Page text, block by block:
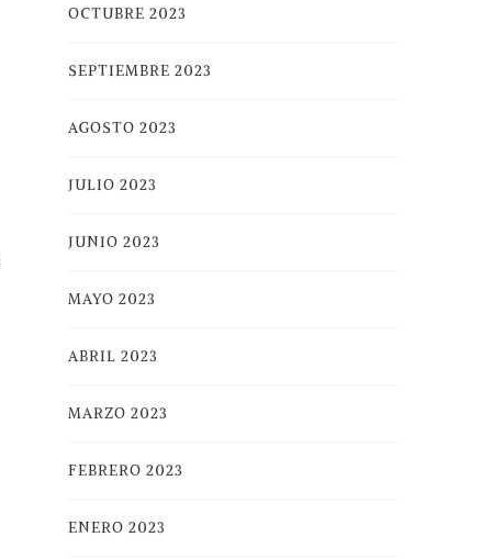
OCTUBRE 2023
SEPTIEMBRE 2023
AGOSTO 2023
JULIO 2023
JUNIO 2023
MAYO 2023
ABRIL 2023
MARZO 2023
FEBRERO 2023
ENERO 2023